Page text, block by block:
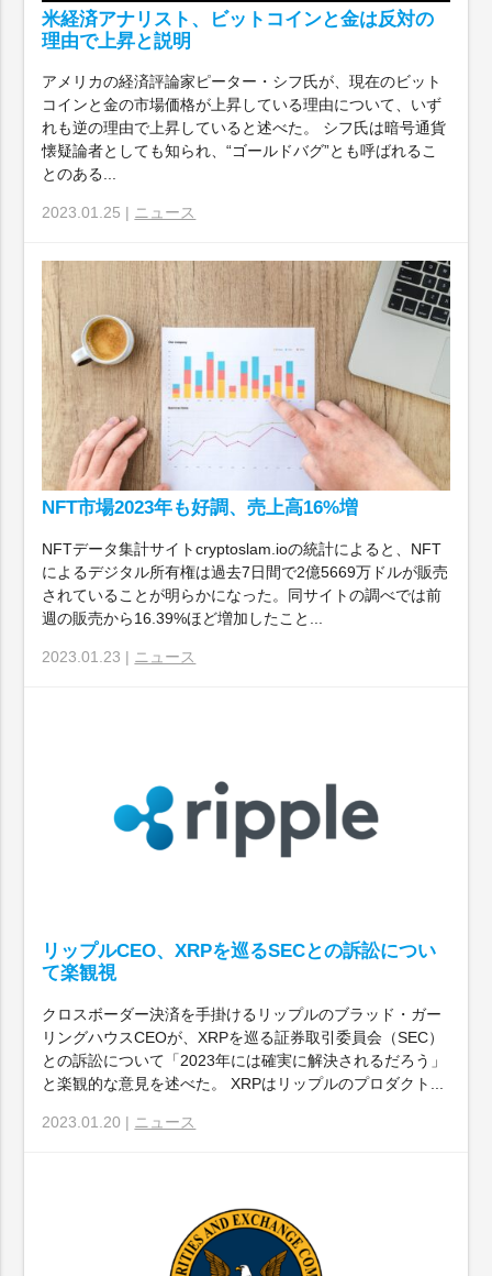
米経済アナリスト、ビットコインと金は反対の
理由で上昇と説明
アメリカの経済評論家ピーター・シフ氏が、現在のビット
コインと金の市場価格が上昇している理由について、いず
れも逆の理由で上昇していると述べた。 シフ氏は暗号通貨
懐疑論者としても知られ、“ゴールドバグ”とも呼ばれるこ
とのある...
2023.01.25 | ニュース
NFT市場2023年も好調、売上高16%増
NFTデータ集計サイトcryptoslam.ioの統計によると、NFT
によるデジタル所有権は過去7日間で2億5669万ドルが販売
されていることが明らかになった。同サイトの調べでは前
週の販売から16.39%ほど増加したこと...
2023.01.23 | ニュース
リップルCEO、XRPを巡るSECとの訴訟につい
て楽観視
クロスボーダー決済を手掛けるリップルのブラッド・ガー
リングハウスCEOが、XRPを巡る証券取引委員会（SEC）
との訴訟について「2023年には確実に解決されるだろう」
と楽観的な意見を述べた。 XRPはリップルのプロダクト...
2023.01.20 | ニュース